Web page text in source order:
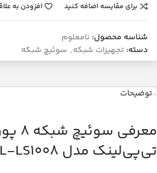
برای مقایسه اضافه کنید
افزودن به
شناسه محصول: نامعلوم
دسته: تجهیزات شبکه, سوئیچ شبکه
توضیحات
معرفی
تی‌پی‌لینک مدل TL-LS1008